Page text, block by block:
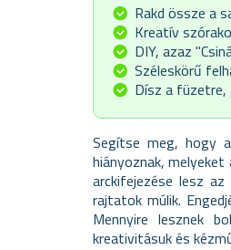
Rakd össze a
Kreatív
DIY, azaz
Széleskörű
Dísz a füzetre,
Segítse meg, hogy
hiányoznak,
arckifejezése lesz
rajtatok múlik.
Mennyire lesznek
kreativitásuk és